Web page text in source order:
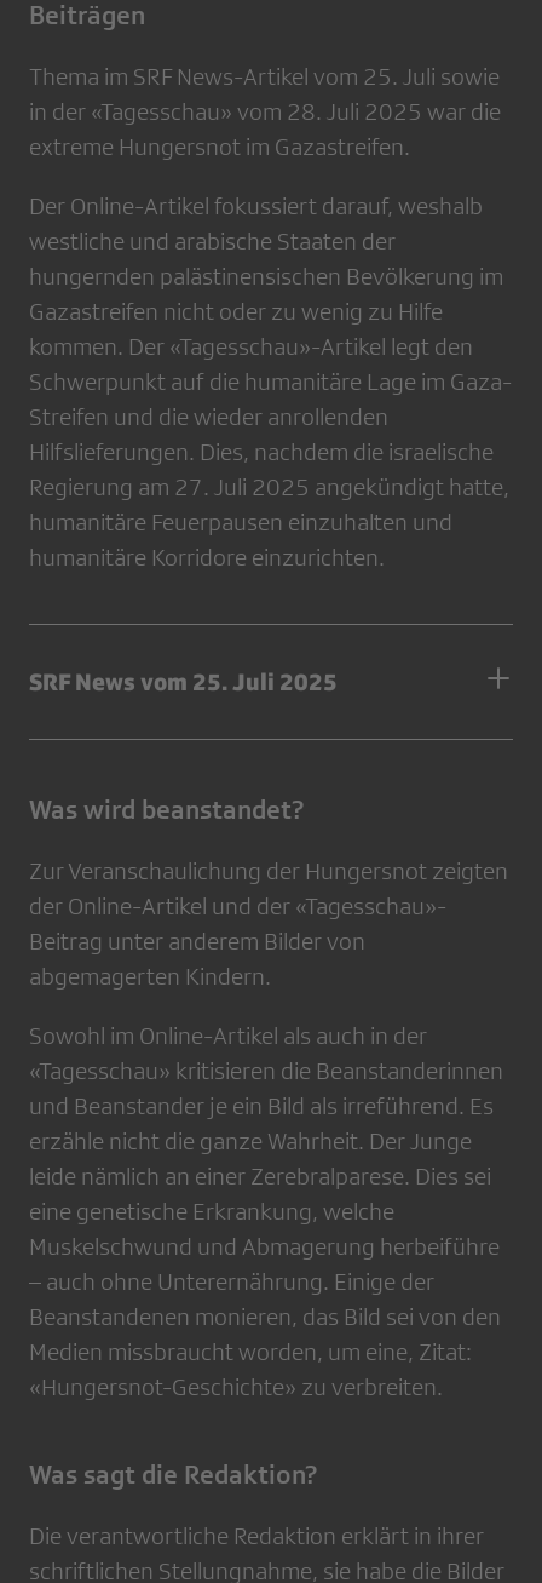
Beiträgen
Thema im SRF News-Artikel vom 25. Juli sowie
in der «Tagesschau» vom 28. Juli 2025 war die
extreme Hungersnot im Gazastreifen.
Der Online-Artikel fokussiert darauf, weshalb
westliche und arabische Staaten der
hungernden palästinensischen Bevölkerung im
Gazastreifen nicht oder zu wenig zu Hilfe
kommen. Der «Tagesschau»-Artikel legt den
Schwerpunkt auf die humanitäre Lage im Gaza-
Streifen und die wieder anrollenden
Hilfslieferungen. Dies, nachdem die israelische
Regierung am 27. Juli 2025 angekündigt hatte,
humanitäre Feuerpausen einzuhalten und
humanitäre Korridore einzurichten.
SRF News vom 25. Juli 2025
Was wird beanstandet?
Zur Veranschaulichung der Hungersnot zeigten
der Online-Artikel und der «Tagesschau»-
Beitrag unter anderem Bilder von
abgemagerten Kindern.
Sowohl im Online-Artikel als auch in der
«Tagesschau» kritisieren die Beanstanderinnen
und Beanstander je ein Bild als irreführend. Es
erzähle nicht die ganze Wahrheit. Der Junge
leide nämlich an einer Zerebralparese. Dies sei
eine genetische Erkrankung, welche
Muskelschwund und Abmagerung herbeiführe
– auch ohne Unterernährung. Einige der
Beanstandenen monieren, das Bild sei von den
Medien missbraucht worden, um eine, Zitat:
«Hungersnot-Geschichte» zu verbreiten.
Was sagt die Redaktion?
Die verantwortliche Redaktion erklärt in ihrer
schriftlichen Stellungnahme, sie habe die Bilder